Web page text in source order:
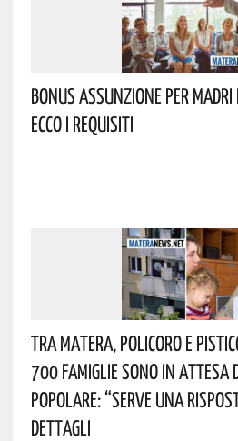
Bonus Assunzione Per Madri
Ecco I Requisiti
Tra Matera, Policoro E
700 Famiglie Sono In Attesa
Popolare: “serve Una
Dettagli